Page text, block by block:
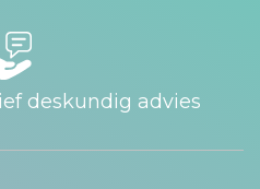
deskundig advies